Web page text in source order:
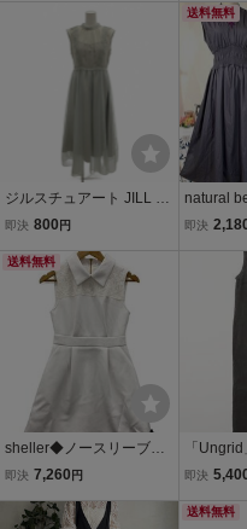
ジルスチュアート JILL ST
UART ワンピース S グレ
キシロング /YF ■ECF005
レディース
即決 800 円
送料無料
natural
ー ノース
リング Ｍ
即決
送料無料
sheller◆ノースリーブワ
ンピース/FREE/ポリエス
326//
即決 7,260 円
「
ワンピー
即決
送料無料